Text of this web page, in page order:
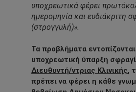
υποχρεωτικά φέρει
ημερομηνία και ευδιάκριτη
(στρογγυλή)».
Τα προβλήματα
υποχρεωτική ύπαρξη
Διευθυντή/ντριας Κλινικής,
πρέπει να φέρει η κάθε